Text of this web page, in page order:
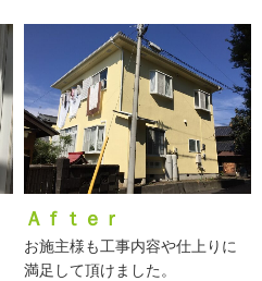
Ａｆｔｅｒ
お施主様も工事内容や仕上りに
満足して頂けました。